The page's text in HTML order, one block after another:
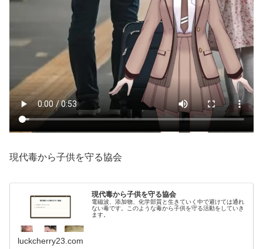
現代毒から子供を守る協会
現代毒から子供を守る協会
電磁波、添加物、化学部質と生きていく中で避けては通れ
ない毒です。このような毒から子供を守る活動をしていき
ます。
luckcherry23.com